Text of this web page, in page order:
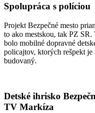
Spolupráca s políciou
Projekt Bezpečné mesto
to ako mestskou, tak PZ
bolo mobilné dopravné
policajtov, ktorých rešpekt
budovaný.
Detské ihrisko
TV Markíza